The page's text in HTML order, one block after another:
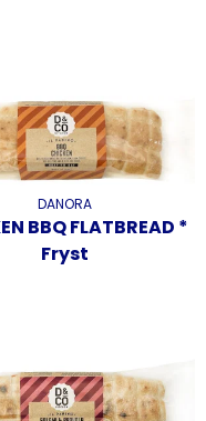
DANORA
BBQ FLATBREAD *
Fryst